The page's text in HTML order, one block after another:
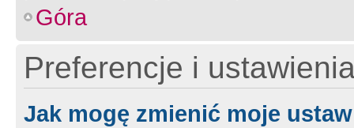
Góra
Preferencje i
Jak mogę zmienić moje